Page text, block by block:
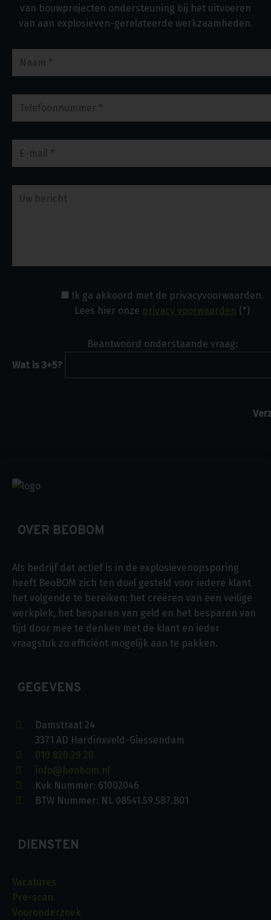
van bouwprojecten ondersteuning bij het uitvoeren
van aan explosieven-gerelateerde werkzaamheden.
Ik ga akkoord met de privacyvoorwaarden.
Lees hier onze privacy voorwaarden (*)
Beantwoord onderstaande vraag:
Wat is 3+5?
OVER BEOBOM
Als bedrijf dat actief is in de explosievenopsporing
heeft BeoBOM zich ten doel gesteld voor iedere klant
het volgende te bereiken: het creëren van een veilige
werkplek, het besparen van geld en het besparen van
tijd door mee te denken met de klant en ieder
vraagstuk zo efficiënt mogelijk aan te pakken.
GEGEVENS
Damstraat 24
3371 AD Hardinxveld-Giessendam
010 820 29 20
info@beobom.nl
Kvk Nummer: 61002046
BTW Nummer: NL 08541.59.587.B01
DIENSTEN
Vacatures
Pre-scan
Vooronderzoek